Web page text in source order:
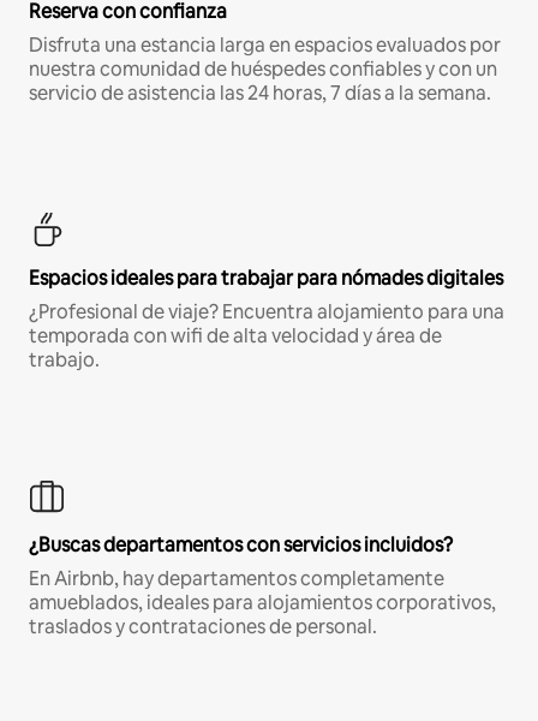
Reserva con confianza
Disfruta una estancia larga en espacios evaluados por
nuestra comunidad de huéspedes confiables y con un
servicio de asistencia las 24 horas, 7 días a la semana.
Espacios ideales para trabajar para nómades digitales
¿Profesional de viaje? Encuentra alojamiento para una
temporada con wifi de alta velocidad y área de
trabajo.
¿Buscas departamentos con servicios incluidos?
En Airbnb, hay departamentos completamente
amueblados, ideales para alojamientos corporativos,
traslados y contrataciones de personal.